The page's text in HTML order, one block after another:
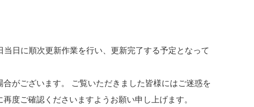
日に順次更新作業を行い、更新完了する予定となって
がございます。 ご覧いただきました皆様にはご迷惑を
度ご確認くださいますようお願い申し上げます。